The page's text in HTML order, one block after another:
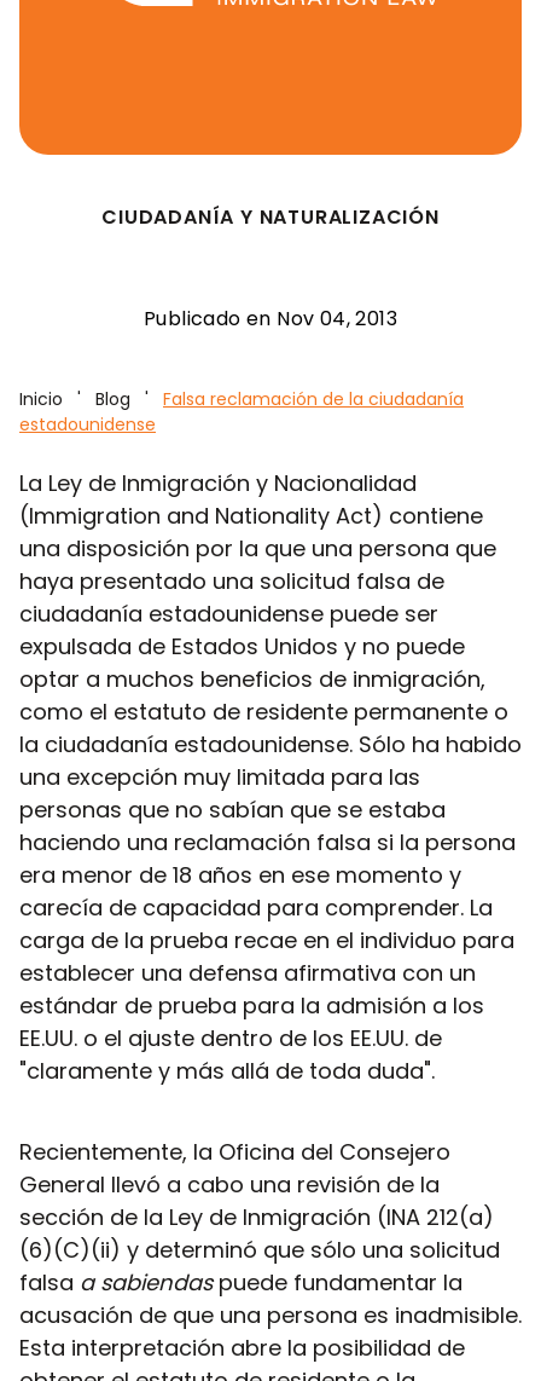
CIUDADANÍA Y NATURALIZACIÓN
Publicado en Nov 04, 2013
Inicio ' Blog '
Falsa reclamación de la ciudadanía
estadounidense
La Ley de Inmigración y Nacionalidad
(Immigration and Nationality Act) contiene
una disposición por la que una persona que
haya presentado una solicitud falsa de
ciudadanía estadounidense puede ser
expulsada de Estados Unidos y no puede
optar a muchos beneficios de inmigración,
como el estatuto de residente permanente o
la ciudadanía estadounidense. Sólo ha habido
una excepción muy limitada para las
personas que no sabían que se estaba
haciendo una reclamación falsa si la persona
era menor de 18 años en ese momento y
carecía de capacidad para comprender. La
carga de la prueba recae en el individuo para
establecer una defensa afirmativa con un
estándar de prueba para la admisión a los
EE.UU. o el ajuste dentro de los EE.UU. de
"claramente y más allá de toda duda".
Recientemente, la Oficina del Consejero
General llevó a cabo una revisión de la
sección de la Ley de Inmigración (INA 212(a)
(6)(C)(ii) y determinó que sólo una solicitud
falsa a sabiendaspuede fundamentar la
acusación de que una persona es inadmisible.
Esta interpretación abre la posibilidad de